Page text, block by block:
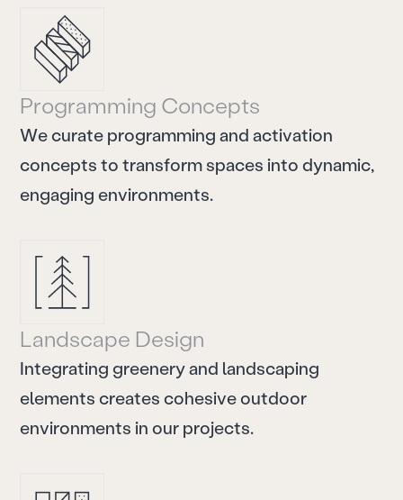
Programming Concepts
We curate programming and activation
concepts to transform spaces into dynamic,
engaging environments.
Landscape Design
Integrating greeneryand landscaping
elements creates cohesive outdoor
environments in our projects.